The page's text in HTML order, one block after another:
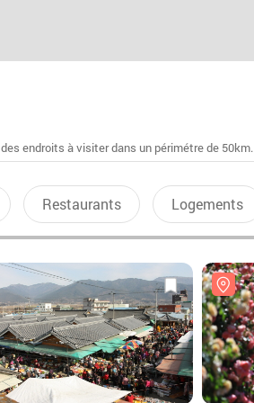
endroits à visiter dans un périmétre de 50km.
Restaurants Logements